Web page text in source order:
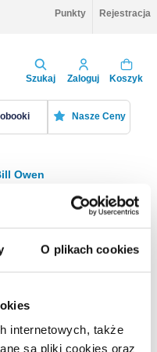
O plikach cookies
internetowych, także
są pliki cookies oraz
Punkty Rejestracja
Szukaj Zaloguj Koszyk
Nasze Ceny
Owen
Sortuj
Na stronie